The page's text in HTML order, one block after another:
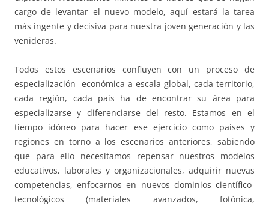
cargo de levantar el nuevo modelo, aquí estará la tarea
más ingente y decisiva para nuestra joven generación y las
venideras.
Todos estos escenarios confluyen con un proceso de
especialización económica a escala global, cada territorio,
cada región, cada país ha de encontrar su área para
especializarse y diferenciarse del resto. Estamos en el
tiempo idóneo para hacer ese ejercicio como países y
regiones en torno a los escenarios anteriores, sabiendo
que para ello necesitamos repensar nuestros modelos
educativos, laborales y organizacionales, adquirir nuevas
competencias, enfocarnos en nuevos dominios científico-
tecnológicos (materiales avanzados, fotónica,